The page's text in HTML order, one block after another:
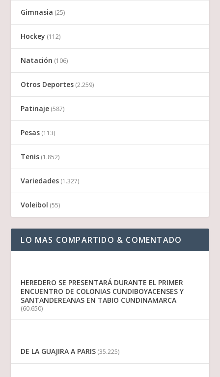
Gimnasia (25)
Hockey (112)
Natación (106)
Otros Deportes (2.259)
Patinaje (587)
Pesas (113)
Tenis (1.852)
Variedades (1.327)
Voleibol (55)
LO MAS COMPARTIDO & COMENTADO
HEREDERO SE PRESENTARÁ DURANTE EL PRIMER
ENCUENTRO DE COLONIAS CUNDIBOYACENSES Y
SANTANDEREANAS EN TABIO CUNDINAMARCA
(60.650)
DE LA GUAJIRA A PARIS (35.225)